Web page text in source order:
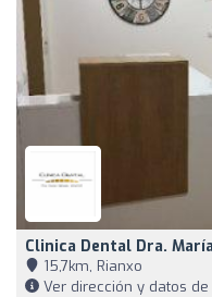
Clinica Dental Dra.
15,7km, Rianxo
Ver dirección y datos